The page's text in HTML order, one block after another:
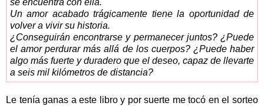
se encuentra con ella.
Un amor acabado trágicamente tiene la oportunidad de
volver a vivir su historia.
¿Conseguirán encontrarse y permanecer juntos? ¿Puede
el amor perdurar más allá de los cuerpos? ¿Puede haber
algo más fuerte y duradero que el deseo, capaz de llevarte
a seis mil kilómetros de distancia?
Le tenía ganas a este libro y por suerte me tocó en el sorteo